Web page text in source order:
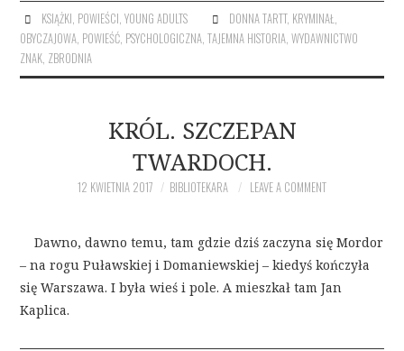
KSIĄŻKI POWIEŚCI YOUNG ADULTS DONNA TARTT, KRYMINAŁ
OBYCZAJOWA POWIEŚĆ PSYCHOLOGICZNA ,TAJEMNA HISTORIA ,WYDAWNICTWO
ZNAK ZBRODNIA
KRÓL. SZCZEPAN
TWARDOCH.
12 KWIETNIA 2017 BIBLIOTEKARA LEAVE A COMMENT
Dawno, dawno temu, tam gdzie dziś zaczyna się Mordor
– na rogu Puławskiej i Domaniewskiej – kiedyś kończyła
się Warszawa. I była wieś i pole. A mieszkał tam Jan
Kaplica.